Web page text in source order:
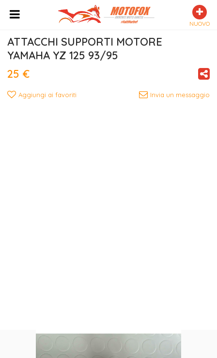
NUOVO
ATTACCHI SUPPORTI MOTORE
YAMAHA YZ 125 93/95
25 €
Aggiungi ai favoriti Invia un messaggio